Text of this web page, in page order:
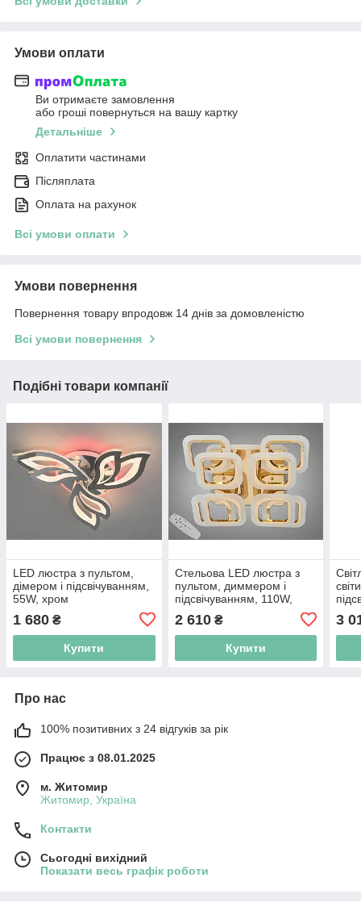
Умови оплати
Ви отримаєте замовлення
або гроші повернуться на вашу картку
Детальніше
Оплатити частинами
Післяплата
Оплата на рахунок
Всі умови оплати
Умови повернення
Повернення товару впродовж 14 днів за домовленістю
Всі умови повернення
Подібні товари компанії
LED люстра з пультом,
дімером і підсвічуванням,
55W, хром
1 680 ₴
Купити
Стельова LED люстра з
пультом, диммером і
підсвічуванням, 110W,
2 610₴
Купити
3
Про нас
100% позитивних з 24 відгуків за рік
Працює з 08.01.2025
м. Житомир
Житомир, Україна
Контакти
Сьогодні вихідний
Показати весь графік роботи